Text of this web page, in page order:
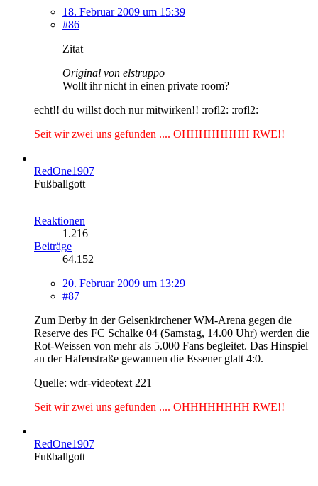
18. Februar 2009 um 15:39
#86
Zitat
Original von elstruppo
Wollt ihr nicht in einen private room?
echt!! du willst doch nur mitwirken!! :rofl2: :rofl2:
Seit wir zwei uns gefunden .... OHHHHHHHH RWE!!
RedOne1907
Fußballgott
Reaktionen
1.216
Beiträge
64.152
20. Februar 2009 um 13:29
#87
Zum Derby in der Gelsenkirchener WM-Arena gegen die
Reserve des FC Schalke 04 (Samstag, 14.00 Uhr) werden die
Rot-Weissen von mehr als 5.000 Fans begleitet. Das Hinspiel
an der Hafenstraße gewannen die Essener glatt 4:0.
Quelle: wdr-videotext 221
Seit wir zwei uns gefunden .... OHHHHHHHH RWE!!
RedOne1907
Fußballgott